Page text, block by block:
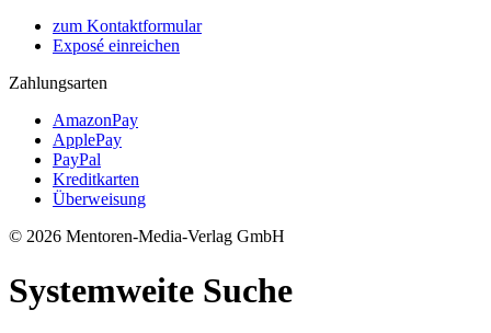
zum Kontaktformular
Exposé einreichen
Zahlungsarten
AmazonPay
ApplePay
PayPal
Kreditkarten
Überweisung
© 2026 Mentoren-Media-Verlag GmbH
Systemweite Suche